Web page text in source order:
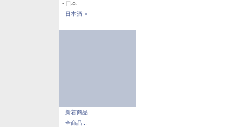
- 日本
日本酒->
新着商品...
全商品...